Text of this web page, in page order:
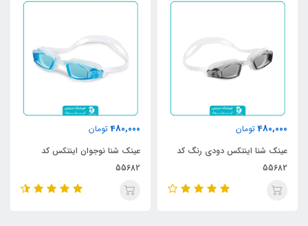
480,000 تومان
عینک شنا اینتکس دودی رنگ کد
55682
480,000 تومان
عینک شنا نوجوان اینتکس کد
55682